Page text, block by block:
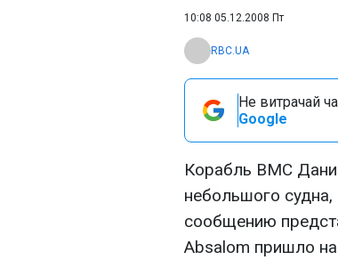
10:08 05.12.2008 Пт
RBC.UA
Не витрачай
Google
Корабль ВМС
небольшого
сообщению
Absalom пришло